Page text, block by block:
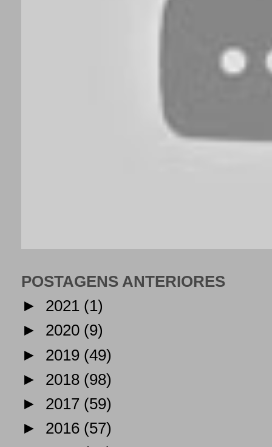
POSTAGENS ANTERIORES
► 2021 (1)
► 2020 (9)
► 2019 (49)
► 2018 (98)
► 2017 (59)
► 2016 (57)